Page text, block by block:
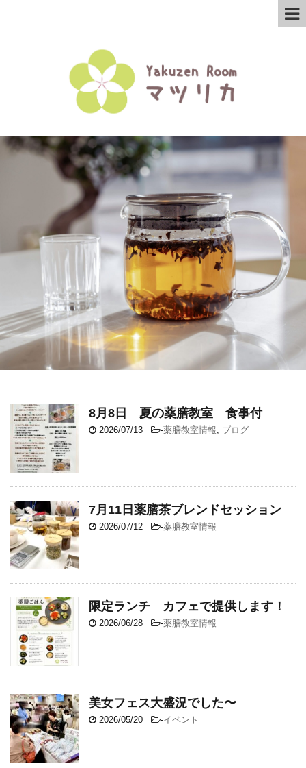
8月8日 夏の薬膳教室 食事付
2026/07/13 -薬膳教室情報 ブログ
7月11日薬膳茶ブレンドセッション
2026/07/12 -薬膳教室情報
限定ランチ カフェで提供します！
2026/06/28 -薬膳教室情報
美女フェス大盛況でした〜
2026/05/20 -イベント